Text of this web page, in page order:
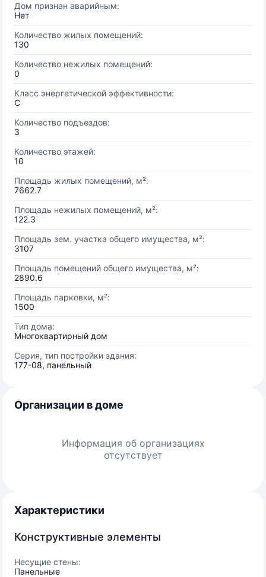
Дом признан аварийным:
Нет
Количество жилых помещений:
130
Количество нежилых помещений:
0
Класс энергетической эффективности:
C
Количество подъездов:
3
Количество этажей:
10
Площадь жилых помещений, м²:
7662.7
Площадь нежилых помещений, м²:
122.3
Площадь зем. участка общего имущества, м²:
3107
Площадь помещений общего имущества, м²:
2890.6
Площадь парковки, м²:
1500
Тип дома:
Многоквартирный дом
Серия, тип постройки здания:
177-08, панельный
Организации в доме
Информация об организациях
отсутствует
Характеристики
Конструктивные элементы
Несущие стены:
Панельные